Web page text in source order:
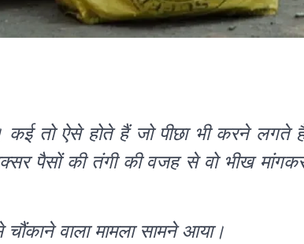
कई तो ऐसे होते हैं जो पीछा भी करने लगते
पैसों की तंगी की वजह से वो भीख
चौंकाने वाला मामला सामने आया।